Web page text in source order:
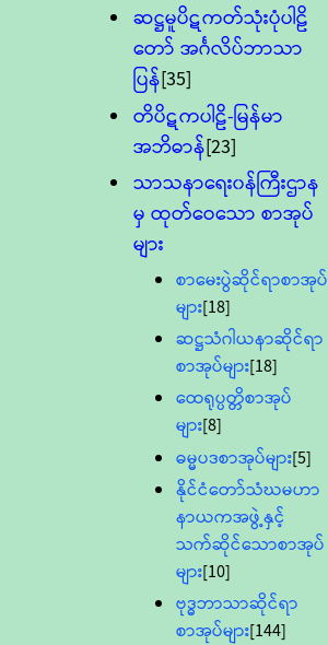
ဆဋ္ဌမူပိဋကတ်သုံးပုံပါဠိ
တော် အင်္ဂလိပ်ဘာသာ
ပြန်[35]
တိပိဋကပါဠိ-မြန်မာ
အဘိဓာန်[23]
သာသနာရေး၀န်ကြီးဌာန
မှ ထုတ်ဝေသော စာအုပ်
များ
စာမေးပွဲဆိုင်ရာစာအုပ်
များ[18]
ဆဋ္ဌသံဂါယနာဆိုင်ရာ
စာအုပ်များ[18]
ထေရုပ္ပတ္တိစာအုပ်
များ[8]
ဓမ္မပဒစာအုပ်များ[5]
နိုင်ငံတော်သံဃမဟာ
နာယကအဖွဲ့နှင့်
သက်ဆိုင်သောစာအုပ်
များ[10]
ဗုဒ္ဓဘာသာဆိုင်ရာ
စာအုပ်များ[144]